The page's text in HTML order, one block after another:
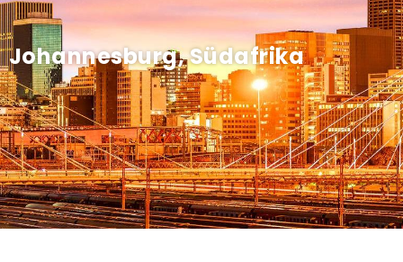
Johannesburg, Südafrika